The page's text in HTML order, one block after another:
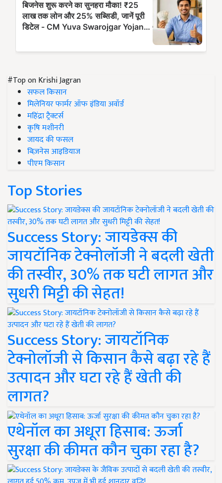
#Top on Krishi Jagran
सफल किसान
मिलेनियर फार्मर ऑफ इंडिया अवॉर्ड
महिंद्रा ट्रैक्टर्स
कृषि मशीनरी
जायद की फसल
बिज़नेस आइडियाज
पीएम किसान
Top Stories
Success Story: जायडेक्स की
जायटॉनिक टेक्नोलॉजी ने बदली खेती
की तस्वीर, 30% तक घटी लागत और
सुधरी मिट्टी की सेहत!
Success Story: जायटॉनिक
टेक्नोलॉजी से किसान कैसे बढ़ा रहे हैं
उत्पादन और घटा रहे हैं खेती की
लागत?
एथेनॉल का अधूरा हिसाब: ऊर्जा
सुरक्षा की कीमत कौन चुका रहा है?